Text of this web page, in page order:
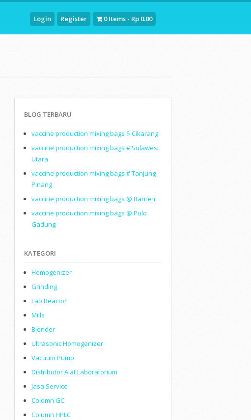
Login Register 0 Items - Rp 0.00
BLOG TERBARU
vaccine production mixing bags $ Cikarang
vaccine production mixing bags # Sulawesi
Utara
vaccine production mixing bags # Tanjung
Pinang
vaccine production mixing bags @ Banten
vaccine production mixing bags @ Pulo
Gadung
KATEGORI
Homogenizer
Grinding
Lab Reactor
Mills
Blender
Ultrasonic Homogenizer
Vacuum Pump
Distributor Alat Laboratorium
Jasa Service
Colomn GC
Column HPLC